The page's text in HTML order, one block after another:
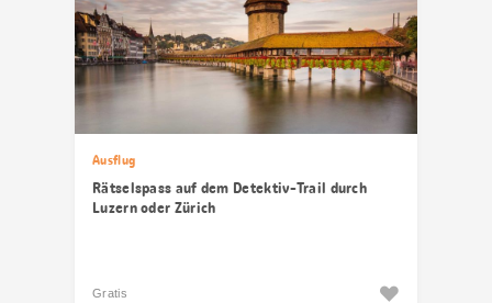
Ausflug
Rätselspass auf dem Detektiv-Trail durch
Luzern oder Zürich
Gratis